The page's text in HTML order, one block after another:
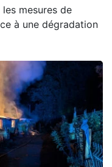
mesures de
à une dégradation